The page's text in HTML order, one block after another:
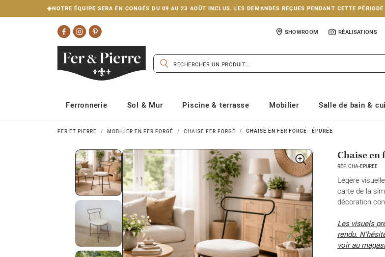
☀️NOTRE ÉQUIPE SERA EN CONGÉS DU 09 AU 23 AOÛT INCLUS. LES DEMANDES REÇUES PENDANT CETTE
SHOWROOM RÉALISATIONS
Ferronnerie Sol & Mur Piscine & terrasse Mobilier Salle de bain &
FER ET PIERRE MOBILIER EN FER FORGÉ CHAISE FER FORGÉ CHAISE EN FER FORGÉ - ÉPURÉE
Chaise en
RÉF. CHA-EPUREE
Légère
carte de la
décoration
Les visuels
rendu.
voir au